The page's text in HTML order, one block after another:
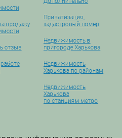
продажу
отзыв
Приватизация,
кадастровый номер
Недвижимость в
пригороде Харькова
Недвижимость
Харькова по районам
Недвижимость
Харькова
по станциям метро